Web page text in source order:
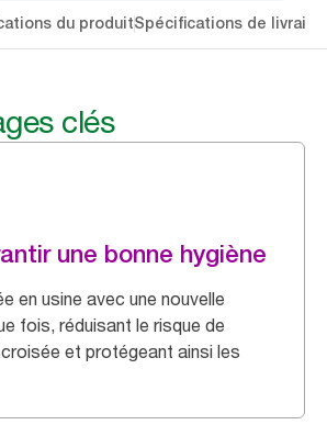
du produitSpécifications de
clés
une bonne hygiène
en usine avec une nouvelle
fois, réduisant le risque de
et protégeant ainsi les